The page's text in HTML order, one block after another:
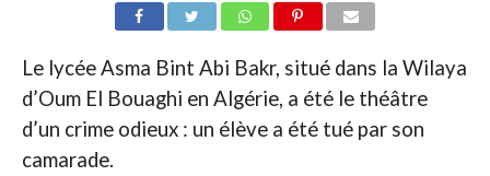
Le lycée Asma Bint Abi Bakr, situé dans la Wilaya
d’Oum El Bouaghi en Algérie, a été le théâtre
d’un crime odieux : un élève a été tué par son
camarade.